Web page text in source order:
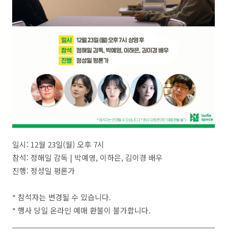
일시: 12월 23일(월) 오후 7시
참석: 정해일 감독 | 박예영, 이하은, 김이경 배우
진행: 정성일 평론가
* 참석자는 변경될 수 있습니다.
* 행사 당일 온라인 예매 환불이 불가합니다.